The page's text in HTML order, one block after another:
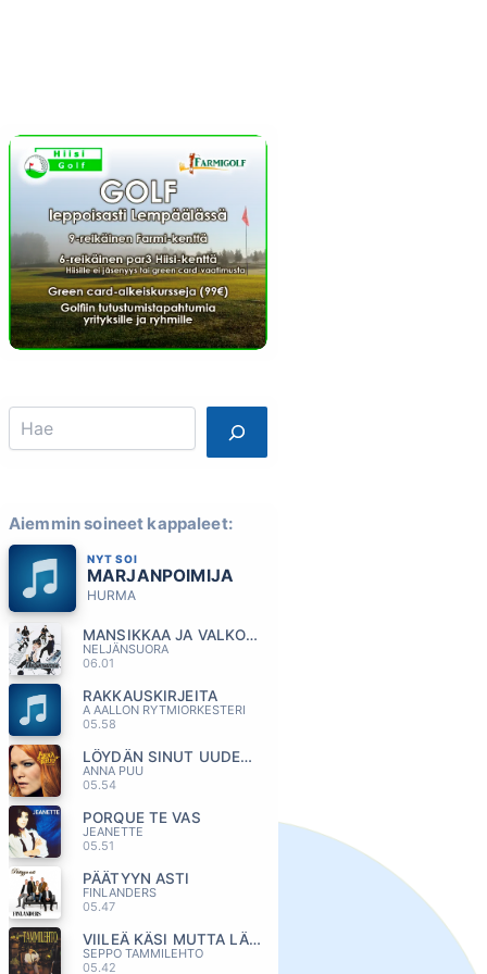
Search
Aiemmin soineet kappaleet:
NYT SOI
MARJANPOIMIJA
HURMA
MANSIKKAA JA VALKOAPILAA
NELJÄNSUORA
06.01
RAKKAUSKIRJEITA
A AALLON RYTMIORKESTERI
05.58
LÖYDÄN SINUT UUDESTAAN
ANNA PUU
05.54
PORQUE TE VAS
JEANETTE
05.51
PÄÄTYYN ASTI
FINLANDERS
05.47
VIILEÄ KÄSI MUTTA LÄMMIN SYDÄN
SEPPO TAMMILEHTO
05.42